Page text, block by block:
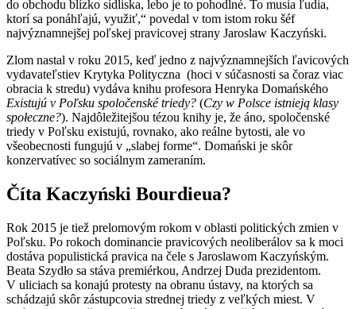
do obchodu blízko sídliska, lebo je to pohodlné. To musia ľudia,
ktorí sa ponáhľajú, využiť,“ povedal v tom istom roku šéf
najvýznamnejšej poľskej pravicovej strany Jaroslaw Kaczyński.
Zlom nastal v roku 2015, keď jedno z najvýznamnejších ľavicových
vydavateľstiev Krytyka Polityczna (hoci v súčasnosti sa čoraz viac
obracia k stredu) vydáva knihu profesora Henryka Domańského
Existujú v Poľsku spoločenské triedy? (Czy w Polsce istnieją klasy
społeczne?). Najdôležitejšou tézou knihy je, že áno, spoločenské
triedy v Poľsku existujú, rovnako, ako reálne bytosti, ale vo
všeobecnosti fungujú v „slabej forme“. Domański je skôr
konzervatívec so sociálnym zameraním.
Číta Kaczyński Bourdieua?
Rok 2015 je tiež prelomovým rokom v oblasti politických zmien v
Poľsku. Po rokoch dominancie pravicových neoliberálov sa k moci
dostáva populistická pravica na čele s Jaroslawom Kaczyńským.
Beata Szydło sa stáva premiérkou, Andrzej Duda prezidentom.
V uliciach sa konajú protesty na obranu ústavy, na ktorých sa
schádzajú skôr zástupcovia strednej triedy z veľkých miest. V